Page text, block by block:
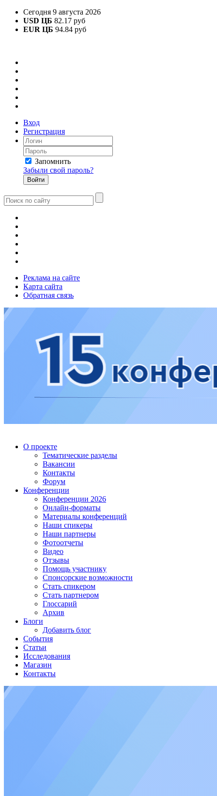
Сегодня 9 августа 2026
USD ЦБ 82.17 руб
EUR ЦБ 94.84 руб
Вход
Регистрация
Запомнить
Забыли свой пароль?
Реклама на сайте
Карта сайта
Обратная связь
О проекте
Тематические разделы
Вакансии
Контакты
Форум
Конференции
Конференции 2026
Онлайн-форматы
Материалы конференций
Наши спикеры
Наши партнеры
Фотоотчеты
Видео
Отзывы
Помощь участнику
Спонсорские возможности
Стать спикером
Стать партнером
Глоссарий
Архив
Блоги
Добавить блог
События
Статьи
Исследования
Магазин
Контакты